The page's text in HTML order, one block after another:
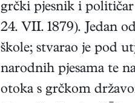
grčki pjesnik i političar
24. VII. 1879). Jedan
škole; stvarao je pod
narodnih pjesama te
otoka s grčkom